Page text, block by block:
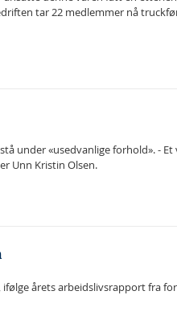
tar 22 medlemmer nå
under «usedvanlige forhold». -
Unn Kristin Olsen.
årets arbeidslivsrapport fra